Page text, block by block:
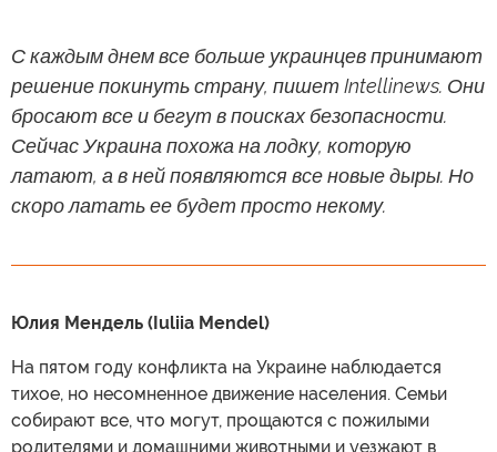
С каждым днем все больше украинцев принимают
решение покинуть страну, пишет Intellinews. Они
бросают все и бегут в поисках безопасности.
Сейчас Украина похожа на лодку, которую
латают, а в ней появляются все новые дыры. Но
скоро латать ее будет просто некому.
Юлия Мендель (Iuliia Mendel)
На пятом году конфликта на Украине наблюдается
тихое, но несомненное движение населения. Семьи
собирают все, что могут, прощаются с пожилыми
родителями и домашними животными и уезжают в